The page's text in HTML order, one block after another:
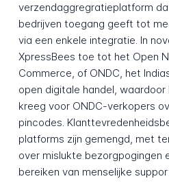
verzendaggregratieplatform
bedrijven toegang geeft tot
via een enkele integratie. In
XpressBees toe tot het Open
Commerce, of ONDC, het
open digitale handel,
kreeg voor ONDC-verkopers
pincodes.
platforms zijn gemengd, met
over mislukte bezorgpogingen
bereiken van menselijke